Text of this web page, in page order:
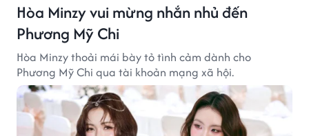
Hòa Minzy vui mừng nhắn nhủ đến
Phương Mỹ Chi
Hòa Minzy thoải mái bày tỏ tình cảm dành cho
Phương Mỹ Chi qua tài khoản mạng xã hội.